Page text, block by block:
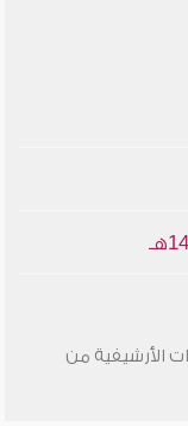
الأرشيفية من